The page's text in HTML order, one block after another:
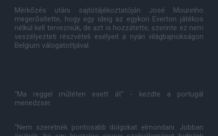
Mérkőzés utáni sajtótájékoztatóján José Mourinho
megerősítette, hogy egy ideig az egykori Everton játékos
nélkül kell tervezniük, de azt is hozzátette, szerinte ez nem
veszélyezteti részvételi esélyeit a nyári világbajnokságon
Belgium válogatottjával.
"Ma reggel műtéten esett át" - kezdte a portugál
menedzser.
"Nem szeretnék pontosabb dolgokat elmondani. Jobban